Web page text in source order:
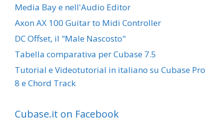
Media Bay e nell'Audio Editor
Axon AX 100 Guitar to Midi Controller
DC Offset, il "Male Nascosto"
Tabella comparativa per Cubase 7.5
Tutorial e Videotutorial in italiano su Cubase Pro
8 e Chord Track
Cubase.it on Facebook